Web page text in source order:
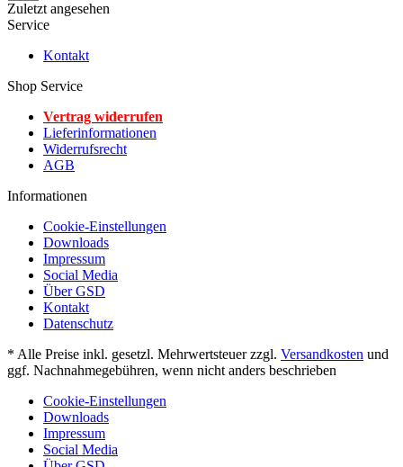
Zuletzt angesehen
Service
Kontakt
Shop Service
Vertrag widerrufen
Lieferinformationen
Widerrufsrecht
AGB
Informationen
Cookie-Einstellungen
Downloads
Impressum
Social Media
Über GSD
Kontakt
Datenschutz
* Alle Preise inkl. gesetzl. Mehrwertsteuer zzgl. Versandkosten und
ggf. Nachnahmegebühren, wenn nicht anders beschrieben
Cookie-Einstellungen
Downloads
Impressum
Social Media